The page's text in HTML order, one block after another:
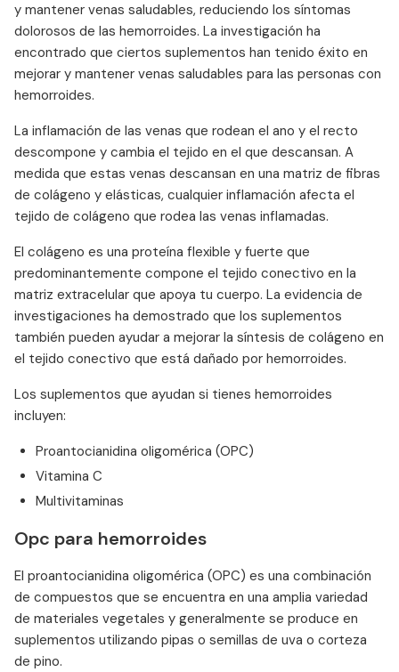
y mantener venas saludables, reduciendo los síntomas
dolorosos de las hemorroides. La investigación ha
encontrado que ciertos suplementos han tenido éxito en
mejorar y mantener venas saludables para las personas con
hemorroides.
La inflamación de las venas que rodean el ano y el recto
descompone y cambia el tejido en el que descansan. A
medida que estas venas descansan en una matriz de fibras
de colágeno y elásticas, cualquier inflamación afecta el
tejido de colágeno que rodea las venas inflamadas.
El colágeno es una proteína flexible y fuerte que
predominantemente compone el tejido conectivo en la
matriz extracelular que apoya tu cuerpo. La evidencia de
investigaciones ha demostrado que los suplementos
también pueden ayudar a mejorar la síntesis de colágeno en
el tejido conectivo que está dañado por hemorroides.
Los suplementos que ayudan si tienes hemorroides
incluyen:
Proantocianidina oligomérica (OPC)
Vitamina C
Multivitaminas
Opc para hemorroides
El proantocianidina oligomérica (OPC) es una combinación
de compuestos que se encuentra en una amplia variedad
de materiales vegetales y generalmente se produce en
suplementos utilizando pipas o semillas de uva o corteza
de pino.